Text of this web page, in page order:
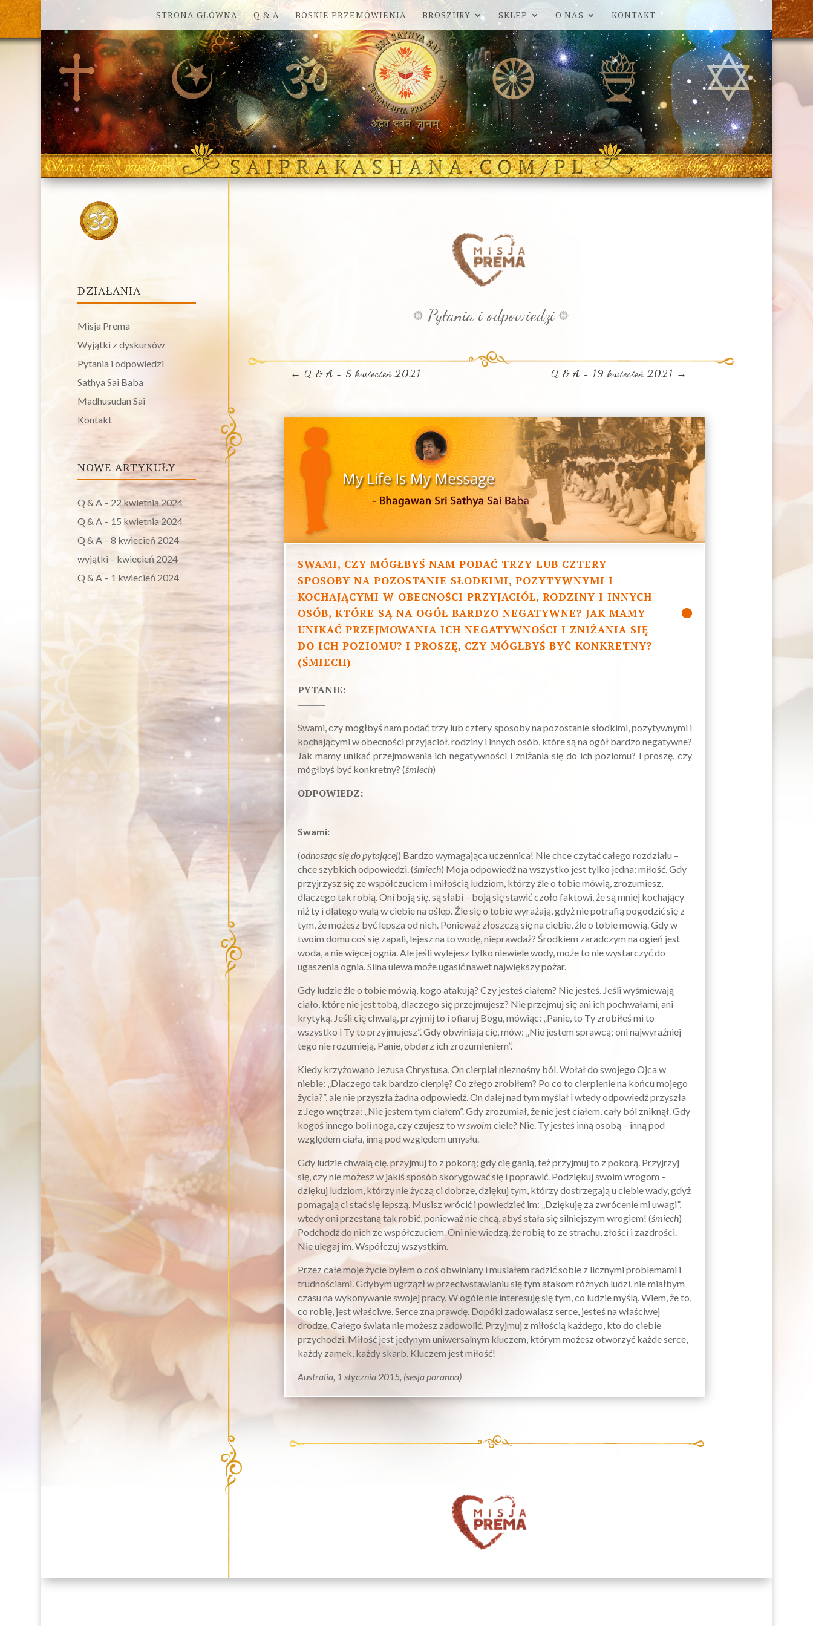
STRONA GŁÓWNA Q & A BOSKIE PRZEMÓWIENIA BROSZURY SKLEP O NAS KONTAKT
DZIAŁANIA
Misja Prema
Wyjątki z dyskursów
Pytania i odpowiedzi
Sathya Sai Baba
Madhusudan Sai
Kontakt
NOWE ARTYKUŁY
Q & A – 22 kwietnia 2024
Q & A – 15 kwietnia 2024
Q & A – 8 kwiecień 2024
wyjątki – kwiecień 2024
Q & A – 1 kwiecień 2024
Pytania i odpowiedzi
← Q & A - 5 kwiecień 2021 Q & A - 19 kwiecień 2021 →
SWAMI, CZY MÓGŁBYŚ NAM PODAĆ TRZY LUB CZTERY
SPOSOBY NA POZOSTANIE SŁODKIMI, POZYTYWNYMI I
KOCHAJĄCYMI W OBECNOŚCI PRZYJACIÓŁ, RODZINY I INNYCH
OSÓB, KTÓRE SĄ NA OGÓŁ BARDZO NEGATYWNE? JAK MAMY
UNIKAĆ PRZEJMOWANIA ICH NEGATYWNOŚCI I ZNIŻANIA SIĘ
DO ICH POZIOMU? I PROSZĘ, CZY MÓGŁBYŚ BYĆ KONKRETNY?
(ŚMIECH)
PYTANIE:
Swami, czy mógłbyś nam podać trzy lub cztery sposoby na pozostanie słodkimi, pozytywnymi i
kochającymi w obecności przyjaciół, rodziny i innych osób, które są na ogół bardzo negatywne?
Jak mamy unikać przejmowania ich negatywności i zniżania się do ich poziomu? I proszę, czy
mógłbyś być konkretny? (śmiech)
ODPOWIEDZ:
Swami:
(odnosząc się do pytającej) Bardzo wymagająca uczennica! Nie chce czytać całego rozdziału –
chce szybkich odpowiedzi. (śmiech) Moja odpowiedź na wszystko jest tylko jedna: miłość. Gdy
przyjrzysz się ze współczuciem i miłością ludziom, którzy źle o tobie mówią, zrozumiesz,
dlaczego tak robią. Oni boją się, są słabi – boją się stawić czoło faktowi, że są mniej kochający
niż ty i dlatego walą w ciebie na oślep. Źle się o tobie wyrażają, gdyż nie potrafią pogodzić się z
tym, że możesz być lepsza od nich. Ponieważ złoszczą się na ciebie, źle o tobie mówią. Gdy w
twoim domu coś się zapali, lejesz na to wodę, nieprawdaż? Środkiem zaradczym na ogień jest
woda, a nie więcej ognia. Ale jeśli wylejesz tylko niewiele wody, może to nie wystarczyć do
ugaszenia ognia. Silna ulewa może ugasić nawet największy pożar.
Gdy ludzie źle o tobie mówią, kogo atakują? Czy jesteś ciałem? Nie jesteś. Jeśli wyśmiewają
ciało, które nie jest tobą, dlaczego się przejmujesz? Nie przejmuj się ani ich pochwałami, ani
krytyką. Jeśli cię chwalą, przyjmij to i ofiaruj Bogu, mówiąc: „Panie, to Ty zrobiłeś mi to
wszystko i Ty to przyjmujesz”. Gdy obwiniają cię, mów: „Nie jestem sprawcą; oni najwyraźniej
tego nie rozumieją. Panie, obdarz ich zrozumieniem”.
Kiedy krzyżowano Jezusa Chrystusa, On cierpiał nieznośny ból. Wołał do swojego Ojca w
niebie: „Dlaczego tak bardzo cierpię? Co złego zrobiłem? Po co to cierpienie na końcu mojego
życia?”, ale nie przyszła żadna odpowiedź. On dalej nad tym myślał i wtedy odpowiedź przyszła
z Jego wnętrza: „Nie jestem tym ciałem”. Gdy zrozumiał, że nie jest ciałem, cały ból zniknął. Gdy
kogoś innego boli noga, czy czujesz to w swoim ciele? Nie. Ty jesteś inną osobą – inną pod
względem ciała, inną pod względem umysłu.
Gdy ludzie chwalą cię, przyjmuj to z pokorą; gdy cię ganią, też przyjmuj to z pokorą. Przyjrzyj
się, czy nie możesz w jakiś sposób skorygować się i poprawić. Podziękuj swoim wrogom –
dziękuj ludziom, którzy nie życzą ci dobrze, dziękuj tym, którzy dostrzegają u ciebie wady, gdyż
pomagają ci stać się lepszą. Musisz wrócić i powiedzieć im: „Dziękuję za zwrócenie mi uwagi”,
wtedy oni przestaną tak robić, ponieważ nie chcą, abyś stała się silniejszym wrogiem! (śmiech)
Podchodź do nich ze współczuciem. Oni nie wiedzą, że robią to ze strachu, złości i zazdrości.
Nie ulegaj im. Współczuj wszystkim.
Przez całe moje życie byłem o coś obwiniany i musiałem radzić sobie z licznymi problemami i
trudnościami. Gdybym ugrzązł w przeciwstawianiu się tym atakom różnych ludzi, nie miałbym
czasu na wykonywanie swojej pracy. W ogóle nie interesuję się tym, co ludzie myślą. Wiem, że to,
co robię, jest właściwe. Serce zna prawdę. Dopóki zadowalasz serce, jesteś na właściwej
drodze. Całego świata nie możesz zadowolić. Przyjmuj z miłością każdego, kto do ciebie
przychodzi. Miłość jest jedynym uniwersalnym kluczem, którym możesz otworzyć każde serce,
każdy zamek, każdy skarb. Kluczem jest miłość!
Australia, 1 stycznia 2015, (sesja poranna)